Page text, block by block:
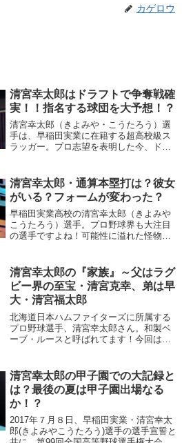
カゲロウ
清宮幸太郎はドラフトで争奪戦確
実！！指名する球団を大予想！？
清宮幸太郎（きよみや・こうたろう）選
手は、早稲田実業に在籍する超高校級ス
ラッガー。プロ志望を表明した今、ドラ
宮幸太郎選手の獲得の意思がない球団
は、オリックスバファローズ...
清宮幸太郎・通算本塁打は？彼女
がいる？フォームが変わった？
早稲田実業高校の清宮幸太郎（きよみや
こうたろう）選手。プロ野球界も大注目
の選手ですよね！可能性に溢れた怪物ス
るの？清宮幸太郎選手には、女優の広瀬
すずさん似の可愛い彼女...
清宮幸太郎の『家族』～父はラグ
ビー界の至宝・清宮克幸、弟は早
大・清宮福太郎
北海道日本ハムファイターズに所属する
プロ野球選手、清宮幸太郎さん。和製ベ
ーブ・ルースと呼ばれてます！今回は、
前：清宮幸太郎（きよみや・こうたろ
う）生年月日：1999年〈...
清宮幸太郎の甲子園での大記録と
は？最後の夏は甲子園出場なる
か！？
2017年７月８日、早稲田実業・清宮幸太
郎(きよみやこうたろう)選手の選手宣誓と